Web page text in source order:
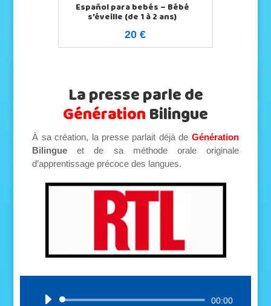
Español para bebés – Bébé
s’éveille (de 1 à 2 ans)
20 €
La presse parle de
GénérationBilingue
À sa création, la presse parlait déjà de Génération
Bilingue et de sa méthode orale originale
d’apprentissage précoce des langues.
Lecteur
00:00